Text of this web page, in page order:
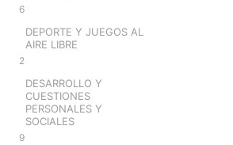
6
DEPORTE Y JUEGOS AL
AIRE LIBRE
2
DESARROLLO Y
CUESTIONES
PERSONALES Y
SOCIALES
9